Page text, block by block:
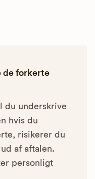
de forkerte
du underskrive
hvis du
risikerer du
af aftalen.
personligt